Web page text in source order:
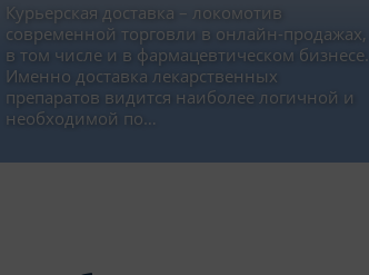
Курьерская доставка – локомотив
современной торговли в онлайн-продажах,
в том числе и в фармацевтическом бизнесе.
Именно доставка лекарственных
препаратов видится наиболее логичной и
необходимой по…